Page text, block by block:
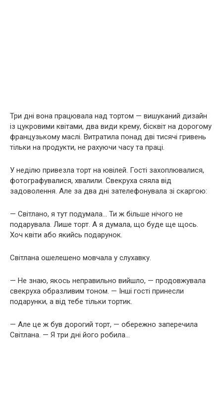
Три дні вона працювала над тортом — вишуканий дизайн
із цукровими квітами, два види крему, бісквіт на дорогому
французькому маслі. Витратила понад дві тисячі гривень
тільки на продукти, не рахуючи часу та праці.
У неділю привезла торт на ювілей. Гості захоплювалися,
фотографувалися, хвалили. Свекруха сяяла від
задоволення. Але за два дні зателефонувала зі скаргою:
— Світлано, я тут подумала… Ти ж більше нічого не
подарувала. Лише торт. А я думала, що буде ще щось.
Хоч квіти або якийсь подарунок.
Світлана ошелешено мовчала у слухавку.
— Не знаю, якось неправильно вийшло, — продовжувала
свекруха образливим тоном. — Інші гості принесли
подарунки, а від тебе тільки тортик.
— Але це ж був дорогий торт, — обережно заперечила
Світлана. — Я три дні його робила…